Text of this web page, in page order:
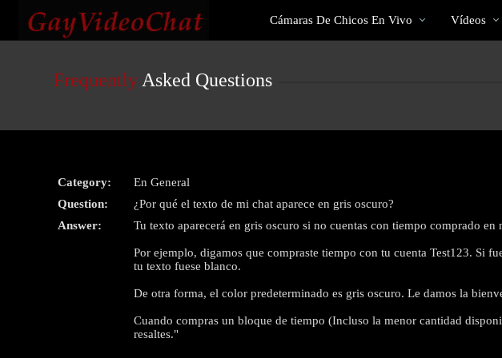
User
Cams
Cámaras De Chicos En Vivo
populares
Vídeos
Frequently Asked Questions
Category:
En General
Question:
¿Por qué el texto de mi chat aparece en gris oscuro?
Answer:
Tu texto aparecerá en gris oscuro si no cuentas con tiempo comprado
Por ejemplo, digamos que compraste tiempo con tu cuenta Test123. Si
tu texto fuese blanco.
De otra forma, el color predeterminado es gris oscuro. Le damos la
Cuando compras un bloque de tiempo (Incluso la menor cantidad
resaltes."